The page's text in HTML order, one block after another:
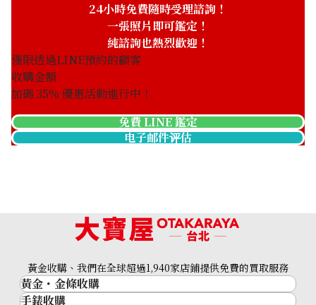
24小時免費隨時受理諮詢！
一張照片即可鑑定！
純諮詢也熱烈歡迎！
僅限透過LINE預約的顧客
收購金額
加碼35% 優惠活動進行中！
免費 LINE 鑑定
电子邮件评估
黃金收購、我們在全球超過1,940家店鋪提供免費的買取服務
黃金・金條收購
黃金與貴金屬
手錶收購